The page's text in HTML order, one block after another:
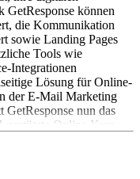
Kundenservice
und verwalte alle
alle Deals im
gesamten
können
die Kommunikation
sowie Landing Pages
Tools wie
Integrationen
Lösung für Online-
der E-Mail Marketing
nun das
Online Kurs
schließen die Lücke
und Content-